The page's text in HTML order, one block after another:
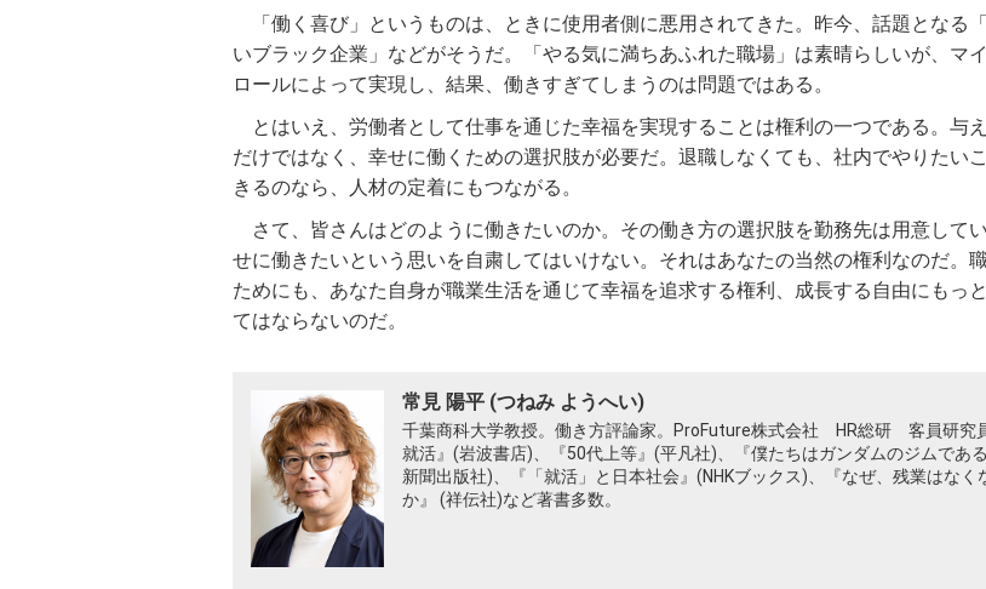
「働く喜び」というものは、ときに使用者側に悪用されてきた。昨今、話題となる
いブラック企業」などがそうだ。「やる気に満ちあふれた職場」は素晴らしいが、マ
ロールによって実現し、結果、働きすぎてしまうのは問題ではある。
とはいえ、労働者として仕事を通じた幸福を実現することは権利の一つである。与
だけではなく、幸せに働くための選択肢が必要だ。退職しなくても、社内でやりたい
きるのなら、人材の定着にもつながる。
さて、皆さんはどのように働きたいのか。その働き方の選択肢を勤務先は用意して
せに働きたいという思いを自粛してはいけない。それはあなたの当然の権利なのだ。
ためにも、あなた自身が職業生活を通じて幸福を追求する権利、成長する自由にもっ
てはならないのだ。
常見 陽平 (つねみ ようへい)
千葉商科大学教授。働き方評論家。ProFuture株式会社 HR総研 客員研究
就活』(岩波書店)、『50代上等』(平凡社)、『僕たちはガンダムのジムであ
新聞出版社)、『「就活」と日本社会』(NHKブックス)、『なぜ、残業はなく
か』 (祥伝社)など著書多数。